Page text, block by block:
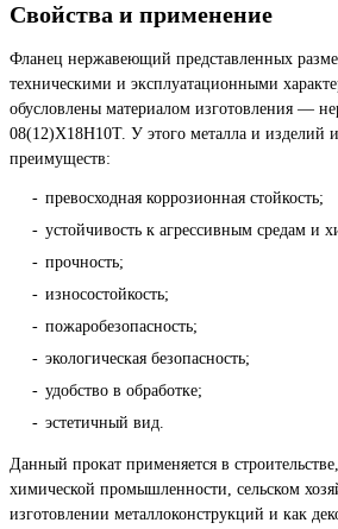
Свойства и применение
Фланец нержавеющий представленных
техническими и эксплуатационными
обусловлены материалом изготовления —
08(12)Х18Н10Т. У этого металла и изделий
преимуществ:
превосходная коррозионная стойкость;
устойчивость к агрессивным средам и
прочность;
износостойкость;
пожаробезопасность;
экологическая безопасность;
удобство в обработке;
эстетичный вид.
Данный прокат применяется в
химической промышленности, сельском
изготовлении металлоконструкций и как